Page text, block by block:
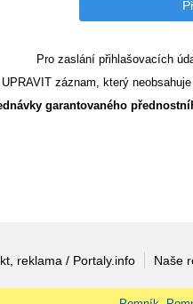
Pro zaslání přihlašovacích
záznam, který
garantovaného
reklama / Portaly.info Naše